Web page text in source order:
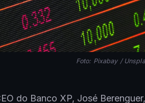
Foto: Pixabay /
do Banco XP, José